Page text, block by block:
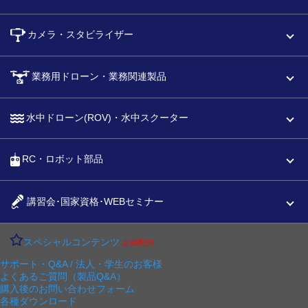
カメラ・スタビライザー
業務用ドローン・業務関連製品
水中ドローン(ROV)・水中スクーター
RC・ロボット部品
講習会･国家資格･WEBセミナー
スペシャルコンテンツ 定期配信!
サポート・Q&A / 法人・学生のお客様
よくあるご質問（製品Q&A）
購入後のお問い合わせフォーム
各種ダウンロード